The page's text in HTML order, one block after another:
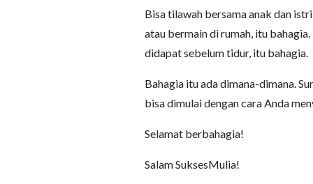
Bisa tilawah bersama anak dan
atau bermain di rumah, itu
didapat sebelum tidur, itu bahagia.
Bahagia itu ada dimana-dimana.
bisa dimulai dengan cara Anda
Selamat berbahagia!
Salam SuksesMulia!